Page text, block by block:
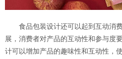
食品包装设计还可以起到互动消费
展，消费者对产品的互动性和参与度
计可以增加产品的趣味性和互动性，